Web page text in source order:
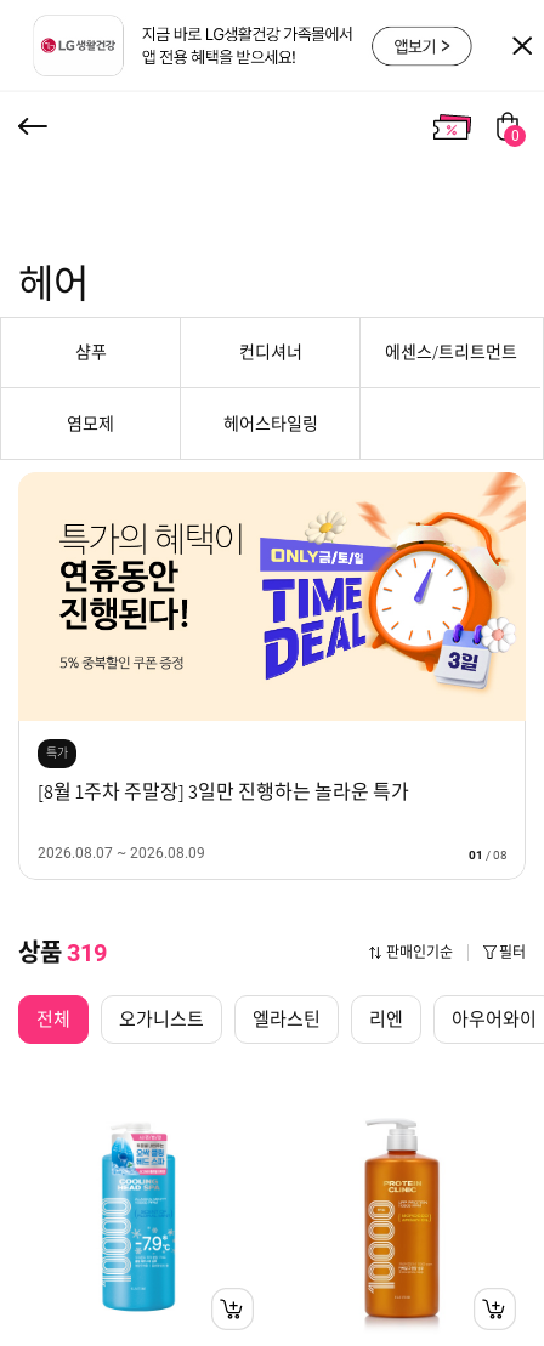
0
헤어
샴푸 컨디셔너 에센스/트리트먼트
염모제 헤어스타일링
특가
[8월 1주차 주말장] 3일만 진행하는 놀라운 특가
2026.08.07 ~ 2026.08.09 01 /08
상품319 판매인기순 필터
전체 오가니스트 엘라스틴 리엔 아우어와이